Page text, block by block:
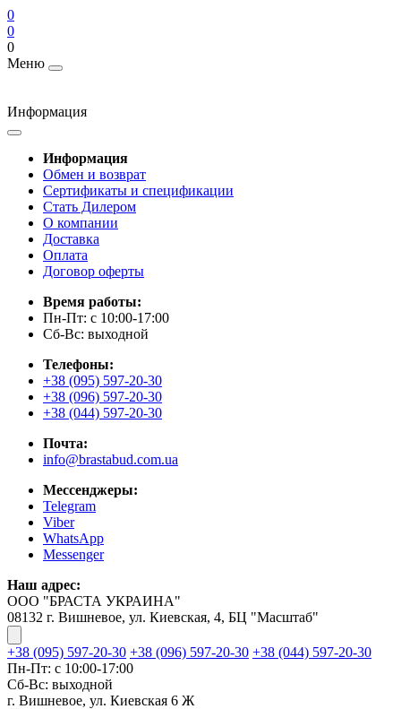
0
0
0
Меню
Информация
Информация
Обмен и возврат
Сертификаты и спецификации
Стать Дилером
О компании
Доставка
Оплата
Договор оферты
Время работы:
Пн-Пт: с 10:00-17:00
Сб-Вс: выходной
Телефоны:
+38 (095) 597-20-30
+38 (096) 597-20-30
+38 (044) 597-20-30
Почта:
info@brastabud.com.ua
Мессенджеры:
Telegram
Viber
WhatsApp
Messenger
Наш адрес:
ООО "БРАСТА УКРАИНА"
08132 г. Вишневое, ул. Киевская, 4, БЦ "Масштаб"
+38 (095) 597-20-30 +38 (096) 597-20-30 +38 (044) 597-20-30
Пн-Пт: с 10:00-17:00
Сб-Вс: выходной
г. Вишневое, ул. Киевская 6 Ж